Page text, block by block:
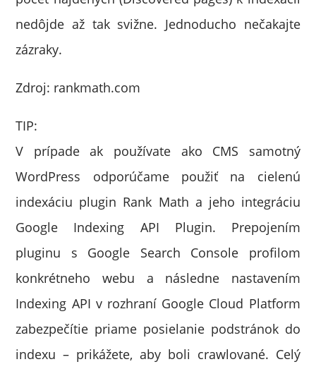
nedôjde až tak svižne. Jednoducho nečakajte
zázraky.
Zdroj: rankmath.com
TIP:
V prípade ak používate ako CMS samotný
WordPress odporúčame použiť na cielenú
indexáciu plugin Rank Math a jeho integráciu
Google Indexing API Plugin. Prepojením
pluginu s Google Search Console profilom
konkrétneho webu a následne nastavením
Indexing API v rozhraní Google Cloud Platform
zabezpečítie priame posielanie podstránok do
indexu – prikážete, aby boli crawlované. Celý